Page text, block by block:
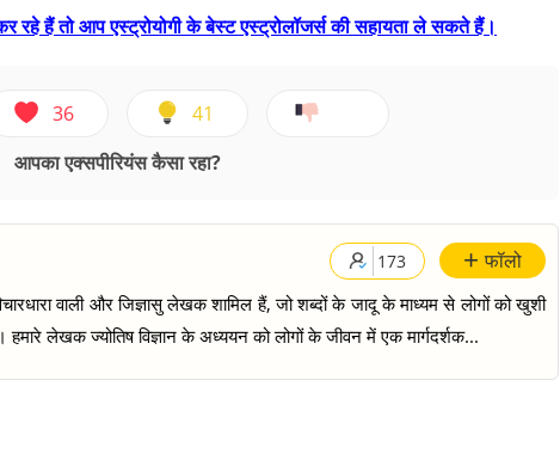
रहे हैं तो आप एस्ट्रोयोगी के बेस्ट एस्ट्रोलॉजर्स की सहायता ले सकते हैं।
36
41
आपका एक्सपीरियंस कैसा रहा?
+ फॉलो
173
वाली और जिज्ञासु लेखक शामिल हैं, जो शब्दों के जादू के माध्यम से लोगों को खुशी
लेखक ज्योतिष विज्ञान के अध्ययन को लोगों के जीवन में एक मार्गदर्शक...